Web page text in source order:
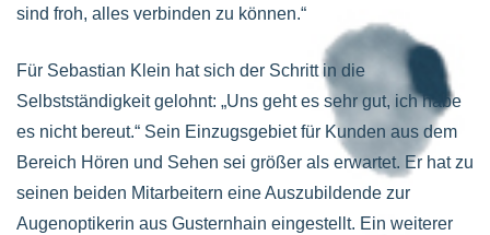
sind froh, alles verbinden zu können.“
Für Sebastian Klein hat sich der Schritt in die
Selbstständigkeit gelohnt: „Uns geht es sehr gut, ich habe
es nicht bereut.“ Sein Einzugsgebiet für Kunden aus dem
Bereich Hören und Sehen sei größer als erwartet. Er hat zu
seinen beiden Mitarbeitern eine Auszubildende zur
Augenoptikerin aus Gusternhain eingestellt. Ein weiterer